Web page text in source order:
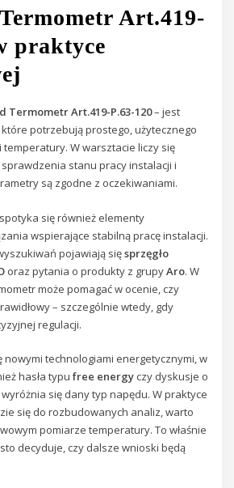
Art.419-
praktyce
Termometr Art.419-P.63-120– jest
potrzebują prostego, użytecznego
W warsztacie liczy się
stanu pracy instalacji i
są zgodne z oczekiwaniami.
się również elementy
wspierające stabilną pracę instalacji.
pojawiają sięsprzęgło
oraz pytania o produkty z grupyAro. W
może pomagać w ocenie, czy
– szczególnie wtedy, gdy
regulacji.
nowymi technologiami energetycznymi, w
hasła typufree energy czy dyskusje o
wyróżnia się dany typ napędu. W praktyce
się do rozbudowanych analiz, warto
pomiarze temperatury. To właśnie
decyduje, czy dalsze wnioski będą